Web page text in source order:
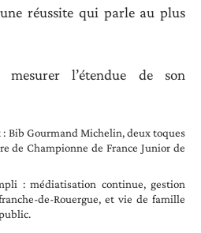
réussite qui parle au plus
l’étendue de son
: Bib Gourmand Michelin, deux toques
de Championne de France Junior de
: médiatisation continue, gestion
de-Rouergue, et vie de famille